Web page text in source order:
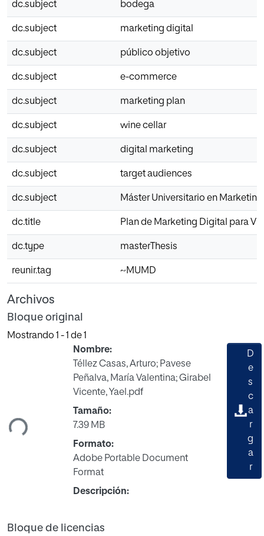
dc.subject bodega
dc.subject marketing digital
dc.subject público objetivo
dc.subject e-commerce
dc.subject marketing plan
dc.subject wine cellar
dc.subject digital marketing
dc.subject target audiences
dc.subject Máster Universitario en
dc.title Plan de Marketing Digital para
dc.type masterThesis
reunir.tag ~MUMD
Archivos
Bloque original
Mostrando 1 - 1 de 1
Cargando...
Nombre:
Téllez Casas, Arturo; Pavese
Peñalva, María Valentina; Girabel
Vicente, Yael.pdf
Tamaño:
7.39 MB
Formato:
Adobe Portable Document
Format
Descripción:
D
e
s
c
a
r
g
a
r
Bloque de licencias